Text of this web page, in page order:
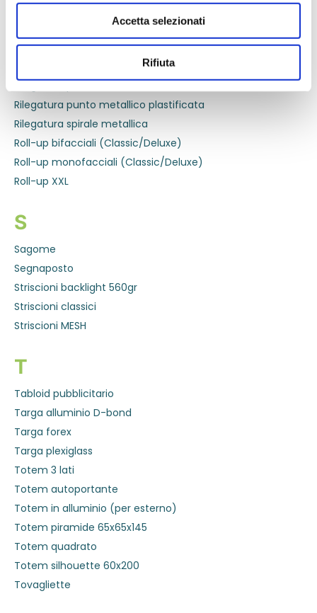
Accetta selezionati
Rifiuta
R
Rilegatura punto metallico
Rilegatura punto metallico plastificata
Rilegatura spirale metallica
Roll-up bifacciali (Classic/Deluxe)
Roll-up monofacciali (Classic/Deluxe)
Roll-up XXL
S
Sagome
Segnaposto
Striscioni backlight 560gr
Striscioni classici
Striscioni MESH
T
Tabloid pubblicitario
Targa alluminio D-bond
Targa forex
Targa plexiglass
Totem 3 lati
Totem autoportante
Totem in alluminio (per esterno)
Totem piramide 65x65x145
Totem quadrato
Totem silhouette 60x200
Tovagliette